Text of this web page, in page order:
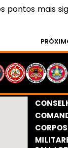
pontos mais